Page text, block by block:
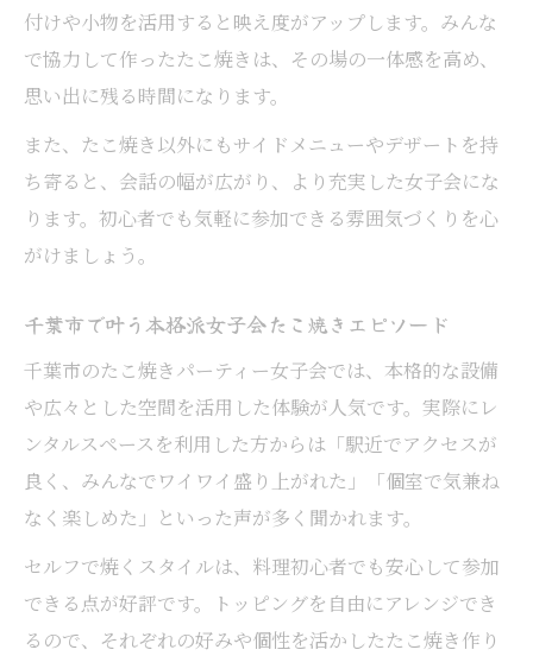
付けや小物を活用すると映え度がアップします。みんな
で協力して作ったたこ焼きは、その場の一体感を高め、
思い出に残る時間になります。
また、たこ焼き以外にもサイドメニューやデザートを持
ち寄ると、会話の幅が広がり、より充実した女子会にな
ります。初心者でも気軽に参加できる雰囲気づくりを心
がけましょう。
千葉市で叶う本格派女子会たこ焼きエピソード
千葉市のたこ焼きパーティー女子会では、本格的な設備
や広々とした空間を活用した体験が人気です。実際にレ
ンタルスペースを利用した方からは「駅近でアクセスが
良く、みんなでワイワイ盛り上がれた」「個室で気兼ね
なく楽しめた」といった声が多く聞かれます。
セルフで焼くスタイルは、料理初心者でも安心して参加
できる点が好評です。トッピングを自由にアレンジでき
るので、それぞれの好みや個性を活かしたたこ焼き作り